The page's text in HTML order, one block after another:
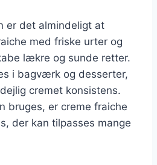
er det almindeligt at
med friske urter og
lækre og sunde retter.
i bagværk og desserter,
cremet konsistens.
bruges, er creme fraiche
der kan tilpasses mange